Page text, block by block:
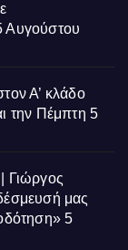
Αυγούστου
Α’ κλάδο
την Πέμπτη 5
μας
5